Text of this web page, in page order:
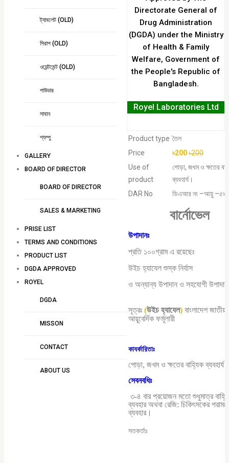
ট্যাবলেট (OLD)
সিরাপ (OLD)
ওয়েন্টমেন্ট (OLD)
পাউডার
সাবান
শ্যম্পু
GALLERY
BOARD OF DIRECTOR
BOARD OF DIRECTOR
SALES & MARKETING
PRISE LIST
TERMS AND CONDITIONS
PRODUCT LIST
DGDA APPROVED
ROYEL
DGDA
MISSON
CONTACT
ABOUT US
Directorate General of
Drug Administration
(DGDA) under the Ministry
of Health & Family
Welfare, Government of
the People's Republic of
Bangladesh.
Royel Laboratories Ltd
Product type তৈল
Price
৳200৳200
Use of
product
পোড়া, জখম ও ক্ষতের
ব্যবহার্য।
DAR No
ডিএআর নং –আয়ু
বার্নোভেল
উপাদানঃ
প্রতি ১০০গ্রাম এ রয়েছেঃ
উইচ হ্যাযেল শুস্ক নির্যাস
ও অন্যান্য উপাদান ও সহযোগী
সূত্রঃ (উইচ হ্যাযেল) বাংলাদেশ জাতীয়
আয়ূ্বের্দিক ফর্মূলারী
কাযর্কারিতাঃ
পোড়া, জখম ও ক্ষতের বাহ্যিক ব্যবহার্য।
সেবনবধিঃ
৩-৪ বার প্রয়োজন মতো শুধুমাত্র
ব্যবহার অথবা রেজি: চিকিৎসকের
ব্যবহার।
সতকর্তাঃ